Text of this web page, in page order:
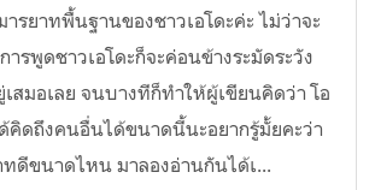
รยาทพื้นฐานของชาวเอโดะค่ะ ไม่ว่าจะ
รพูดชาวเอโดะก็จะค่อนข้างระมัดระวัง
สมอเลย จนบางทีก็ทำให้ผู้เขียนคิดว่า โอ
คิดถึงคนอื่นได้ขนาดนี้นะอยากรู้มั้ยคะว่า
ทดีขนาดไหน มาลองอ่านกันได้เ...